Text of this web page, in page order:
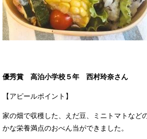
優秀賞 高泊小学校５年 西村玲奈さん
【アピールポイント】
家の畑で収穫した、えだ豆、ミニトマトなど
かな栄養満点のおべん当ができました。